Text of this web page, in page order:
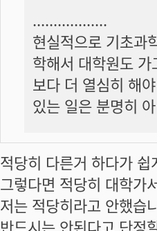
..................
현실적으로 기초과
학해서 대학원도
보다 더 열심히 해
있는 일은 분명히
적당히 다른거 하다가 쉽
그렇다면 적당히 대학가
저는 적당히라고 안했습
반드시는 안된다고 단정